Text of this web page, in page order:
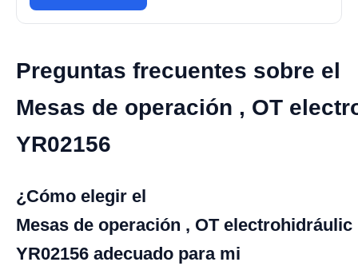
Preguntas frecuentes sobre el
Mesas de operación , OT
YR02156
¿Cómo elegir el
Mesas de operación , OT electrohidráulic
YR02156 adecuado para mi